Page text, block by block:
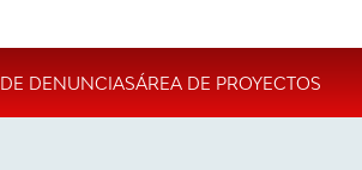
DENUNCIASÁREA DE PROYECTOS